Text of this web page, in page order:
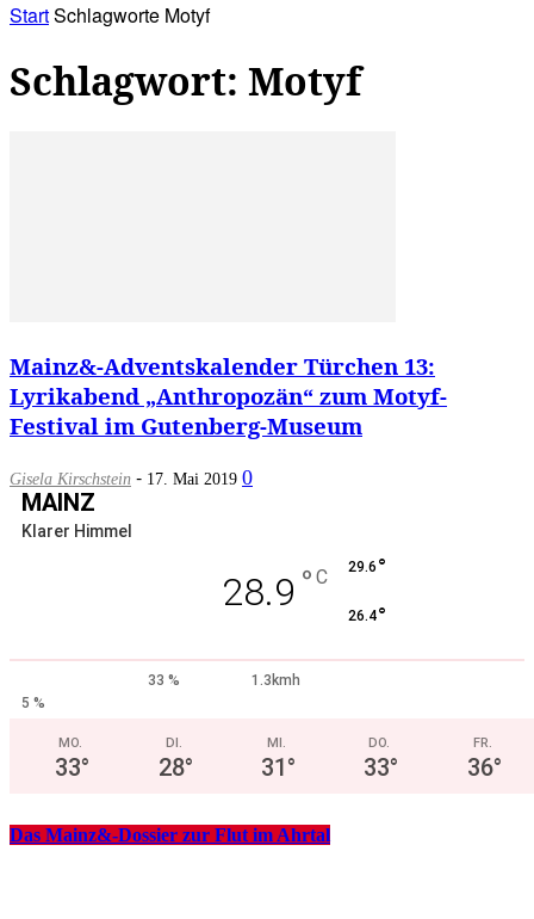
StartSchlagworte Motyf
Schlagwort: Motyf
Mainz&-Adventskalender Türchen 13:
Lyrikabend „Anthropozän“ zum Motyf-
Festival im Gutenberg-Museum
Gisela Kirschstein - 17. Mai 2019 0
MAINZ
Klarer Himmel
28.9 ° C 29.6 °
26.4°
33 %
1.3kmh
5 %
MO.
33°
DI.
28°
MI.
31°
DO.
33°
FR.
36°
Das Mainz&-Dossier zur Flut im Ahrtal